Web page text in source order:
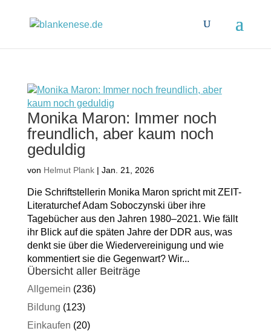
Monika Maron: Immer noch
freundlich, aber kaum noch
geduldig
von Helmut Plank| Jan. 21, 2026
Die Schriftstellerin Monika Maron spricht mit ZEIT-
Literaturchef Adam Soboczynski über ihre
Tagebücher aus den Jahren 1980–2021. Wie fällt
ihr Blick auf die späten Jahre der DDR aus, was
denkt sie über die Wiedervereinigung und wie
kommentiert sie die Gegenwart? Wir...
Übersicht aller Beiträge
Allgemein (236)
Bildung (123)
Einkaufen (20)